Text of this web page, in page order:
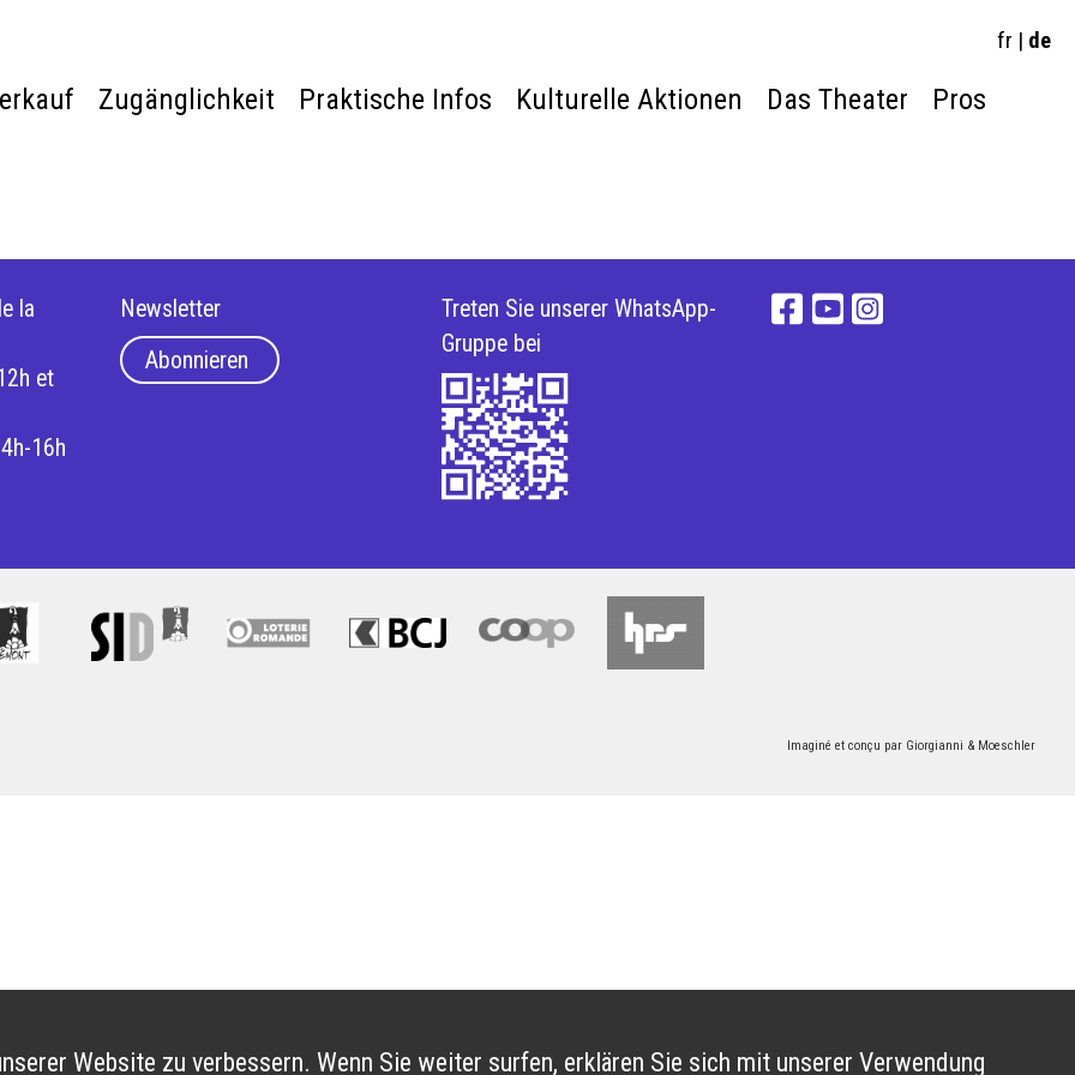
fr | de
Zugänglichkeit Praktische Infos Kulturelle Aktionen Das Theater Pros
la
et
16h
Newsletter
Abonnieren
Treten Sie unserer WhatsApp-
Gruppe bei
Imaginé et conçu par Giorgianni & Moeschler
Website zu verbessern. Wenn Sie weiter surfen, erklären Sie sich mit unserer Verwendung